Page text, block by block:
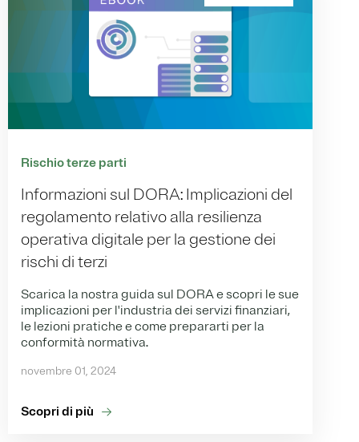
Rischio terze parti
Informazioni sul DORA: Implicazioni del
regolamento relativo alla resilienza
operativa digitale per la gestione dei
rischi di terzi
Scarica la nostra guida sul DORA e scopri le sue
implicazioni per l'industria dei servizi finanziari,
le lezioni pratiche e come prepararti per la
conformità normativa.
novembre 01, 2024
Scopri di più